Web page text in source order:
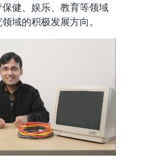
健、娱乐、教育等领域
域的积极发展方向。